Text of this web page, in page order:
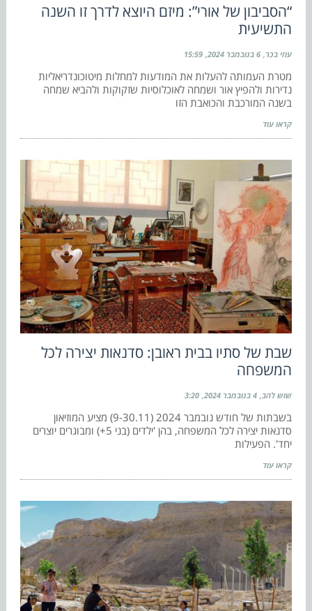
“הסביבון של אורי”: מיזם היוצא לדרך זו השנה
התשיעית
עוזי בכר 6 בנובמבר 2024 15:59
מטרת העמותה להעלות את המודעות למחלות מיטוכונדריאליות
נדירות ולהפיץ אור ושמחה לאוכלוסיות שזקוקות ולהביא שמחה
בשנה המורכבת והכואבת הזו
קראו עוד
שבת של סתיו בבית ראובן: סדנאות יצירה לכל
המשפחה
שוש להב 4 בנובמבר 2024 3:20
בשבתות של חודש נובמבר 2024 (9-30.11) מציע המוזיאון
סדנאות יצירה לכל המשפחה, בהן 'ילדים (בני 5+) ומבוגרים יוצרים
יחד'. הפעילות
קראו עוד